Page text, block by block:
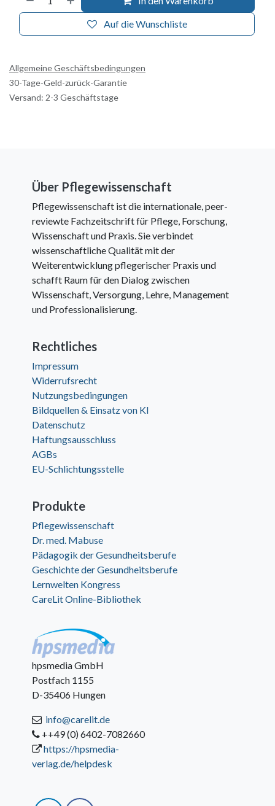
Auf die Wunschliste
Allgemeine Geschäftsbedingungen
30-Tage-Geld-zurück-Garantie
Versand: 2-3 Geschäftstage
Über Pflegewissenschaft
Pflegewissenschaft ist die internationale, peer-
reviewte Fachzeitschrift für Pflege, Forschung,
Wissenschaft und Praxis. Sie verbindet
wissenschaftliche Qualität mit der
Weiterentwicklung pflegerischer Praxis und
schafft Raum für den Dialog zwischen
Wissenschaft, Versorgung, Lehre, Management
und Professionalisierung.
Rechtliches
Impressum
Widerrufsrecht
Nutzungsbedingungen
Bildquellen & Einsatz von KI
Datenschutz
Haftungsausschluss
AGBs
EU-Schlichtungsstelle
Produkte
Pflegewissenschaft
Dr. med. Mabuse
Pädagogik der Gesundheitsberufe
Geschichte der Gesundheitsberufe
Lernwelten Kongress
CareLit Online-Bibliothek
hpsmedia GmbH
Postfach 1155
D-35406 Hungen
info@carelit.de
++49 (0) 6402-7082660
https://hpsmedia-
verlag.de/helpdesk